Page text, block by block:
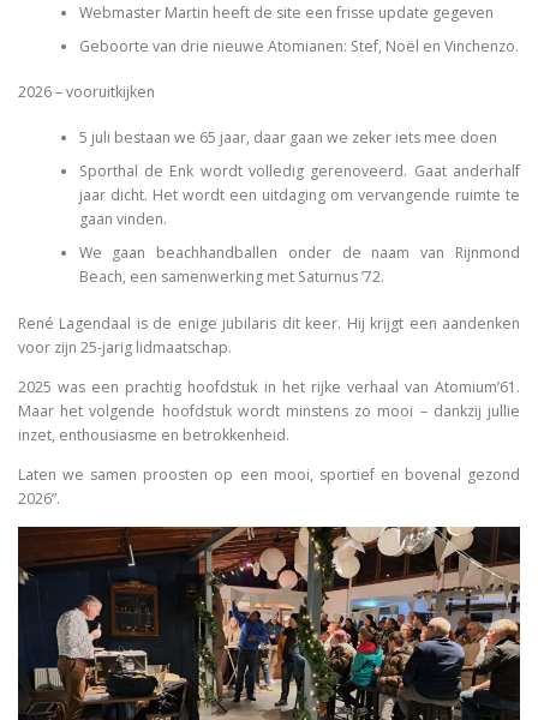
Webmaster Martin heeft de site een frisse update gegeven
Geboorte van drie nieuwe Atomianen: Stef, Noël en Vinchenzo.
2026 – vooruitkijken
5 juli bestaan we 65 jaar, daar gaan we zeker iets mee doen
Sporthal de Enk wordt volledig gerenoveerd. Gaat anderhalf
jaar dicht. Het wordt een uitdaging om vervangende ruimte te
gaan vinden.
We gaan beachhandballen onder de naam van Rijnmond
Beach, een samenwerking met Saturnus ’72.
René Lagendaal is de enige jubilaris dit keer. Hij krijgt een aandenken
voor zijn 25-jarig lidmaatschap.
2025 was een prachtig hoofdstuk in het rijke verhaal van Atomium’61.
Maar het volgende hoofdstuk wordt minstens zo mooi – dankzij jullie
inzet, enthousiasme en betrokkenheid.
Laten we samen proosten op een mooi, sportief en bovenal gezond
2026”.